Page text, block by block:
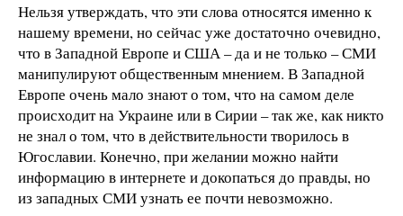
Нельзя утверждать, что эти слова относятся именно к
нашему времени, но сейчас уже достаточно очевидно,
что в Западной Европе и США – да и не только – СМИ
манипулируют общественным мнением. В Западной
Европе очень мало знают о том, что на самом деле
происходит на Украине или в Сирии – так же, как никто
не знал о том, что в действительности творилось в
Югославии. Конечно, при желании можно найти
информацию в интернете и докопаться до правды, но
из западных СМИ узнать ее почти невозможно.